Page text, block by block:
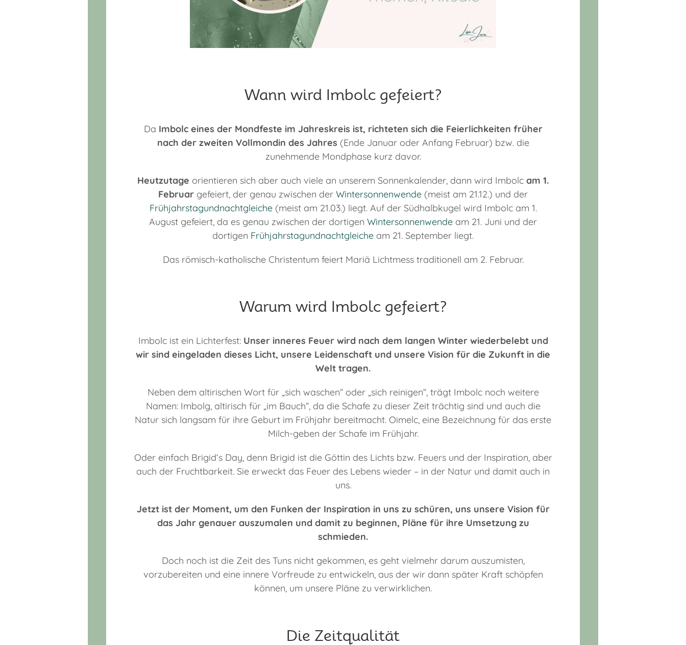
Wann wird Imbolc gefeiert?
Da Imbolc eines der Mondfeste im Jahreskreis ist, richteten sich die Feierlichkeiten früher
nach der zweiten Vollmondin des Jahres (Ende Januar oder Anfang Februar) bzw. die
zunehmende Mondphase kurz davor.
Heutzutage orientieren sich aber auch viele an unserem Sonnenkalender, dann wird Imbolc am 1.
Februar gefeiert, der genau zwischen der Wintersonnenwende (meist am 21.12.) und der
Frühjahrstagundnachtgleiche(meist am 21.03.) liegt. Auf der Südhalbkugel wird Imbolc am 1.
August gefeiert, da es genau zwischen der dortigen Wintersonnenwende am 21. Juni und der
dortigen Frühjahrstagundnachtgleiche am 21. September liegt.
Das römisch-katholische Christentum feiert Mariä Lichtmess traditionell am 2. Februar.
Warum wird Imbolc gefeiert?
Imbolc ist ein Lichterfest: Unser inneres Feuer wird nach dem langen Winter wiederbelebt und
wir sind eingeladen dieses Licht, unsere Leidenschaft und unsere Vision für die Zukunft in die
Welt tragen.
Neben dem altirischen Wort für „sich waschen“ oder „sich reinigen“, trägt Imbolc noch weitere
Namen: Imbolg, altirisch für „im Bauch“, da die Schafe zu dieser Zeit trächtig sind und auch die
Natur sich langsam für ihre Geburt im Frühjahr bereitmacht. Oimelc, eine Bezeichnung für das erste
Milch-geben der Schafe im Frühjahr.
Oder einfach Brigid‘s Day, denn Brigid ist die Göttin des Lichts bzw. Feuers und der Inspiration, aber
auch der Fruchtbarkeit. Sie erweckt das Feuer des Lebens wieder – in der Natur und damit auch in
uns.
Jetzt ist der Moment, um den Funken der Inspiration in uns zu schüren, uns unsere Vision für
das Jahr genauer auszumalen und damit zu beginnen, Pläne für ihre Umsetzung zu
schmieden.
Doch noch ist die Zeit des Tuns nicht gekommen, es geht vielmehr darum auszumisten,
vorzubereiten und eine innere Vorfreude zu entwickeln, aus der wir dann später Kraft schöpfen
können, um unsere Pläne zu verwirklichen.
Die Zeitqualität